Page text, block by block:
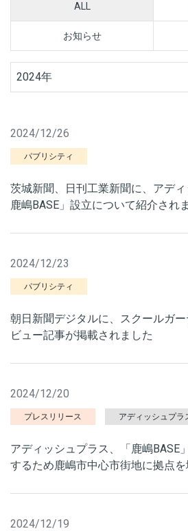
ALL
お知らせ
2024年
2024/12/26
パブリシティ
茨城新聞、日刊工業新聞に、アデ
鹿嶋BASE」設立について紹介され
2024/12/23
パブリシティ
朝日新聞デジタルに、スクールガ
ビュー記事が掲載されました
2024/12/20
プレスリリース アディッシュプラ
アディッシュプラス、「鹿嶋BASE
するため鹿嶋市中心市街地に拠点を
2024/12/19